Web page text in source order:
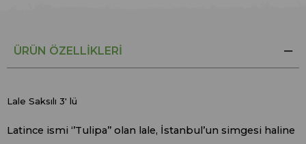
ÜRÜN ÖZELLIKLERI
Lale Saksılı 3' lü
Latince ismi ‘’Tulipa’’ olan lale, İstanbul’un simgesi haline